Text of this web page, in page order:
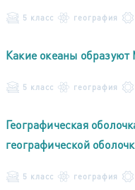
5 класс география
Какие океаны
5 класс география
Географическая
географической
5 класс география